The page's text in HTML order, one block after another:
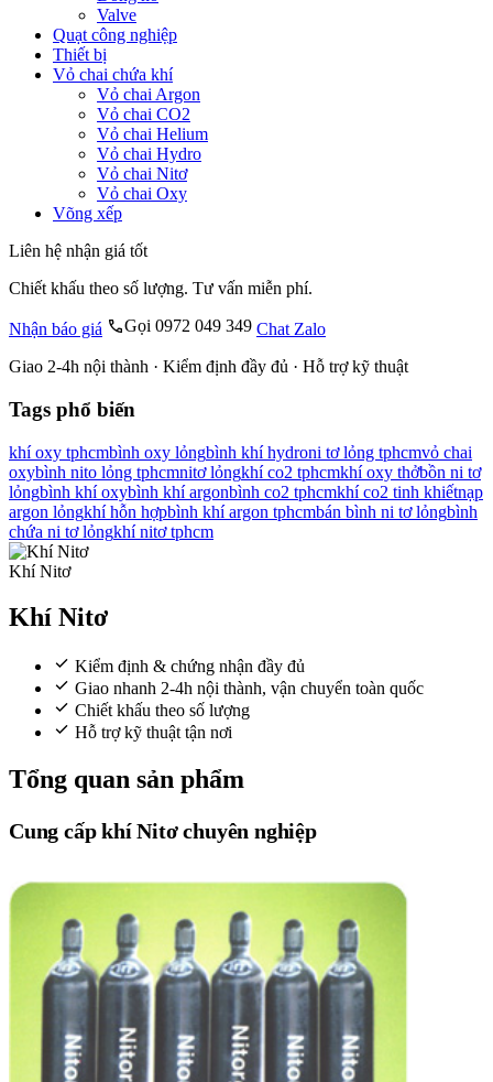
Valve
Quạt công nghiệp
Thiết bị
Vỏ chai chứa khí
Vỏ chai Argon
Vỏ chai CO2
Vỏ chai Helium
Vỏ chai Hydro
Vỏ chai Nitơ
Vỏ chai Oxy
Võng xếp
Liên hệ nhận giá tốt
Chiết khấu theo số lượng. Tư vấn miễn phí.
Nhận báo giá Gọi 0972 049 349 Chat Zalo
Giao 2-4h nội thành · Kiểm định đầy đủ · Hỗ trợ kỹ thuật
Tags phổ biến
khí oxy tphcmbình oxy lỏngbình khí hydroni tơ lỏng tphcmvỏ chai
oxybình nito lỏng tphcmnitơ lỏngkhí co2 tphcmkhí oxy thởbồn ni tơ
lỏngbình khí oxybình khí argonbình co2 tphcmkhí co2 tinh khiếtnạp
argon lỏngkhí hỗn hợpbình khí argon tphcmbán bình ni tơ lỏngbình
chứa ni tơ lỏngkhí nitơ tphcm
Khí Nitơ
Khí Nitơ
Kiểm định & chứng nhận đầy đủ
Giao nhanh 2-4h nội thành, vận chuyển toàn quốc
Chiết khấu theo số lượng
Hỗ trợ kỹ thuật tận nơi
Tổng quan sản phẩm
Cung cấpkhí Nitơchuyên nghiệp